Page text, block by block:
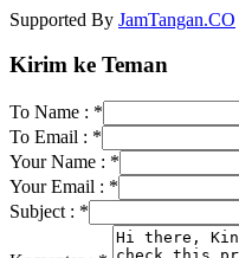
Supported By JamTangan.CO
Kirim ke Teman
To Name : *
To Email : *
Your Name : *
Your Email : *
Subject : *